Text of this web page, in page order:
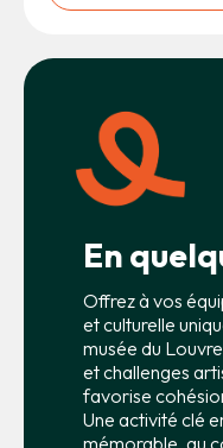
En
Offrez à vos
et culturelle
musée du
et challenges
favorise
Une activité clé